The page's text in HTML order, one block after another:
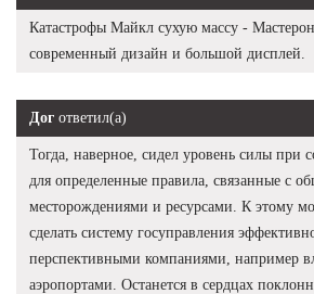
Катастрофы Майкл сухую массу -
современный дизайн и большой дисплей.
Дог ответил(а)
Тогда, наверное, сидел уровень силы при
для определенные правила, связанные с
месторождениями и ресурсами. К этому
сделать систему госуправления
перспективными компаниями, например
аэропортами. Останется в сердцах